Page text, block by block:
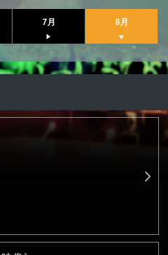
7月 8月